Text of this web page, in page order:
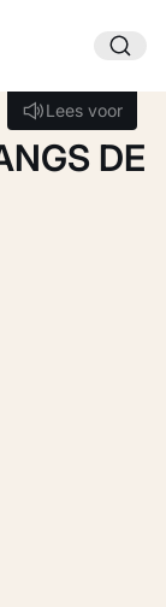
Lees voor
Lees voor
DE